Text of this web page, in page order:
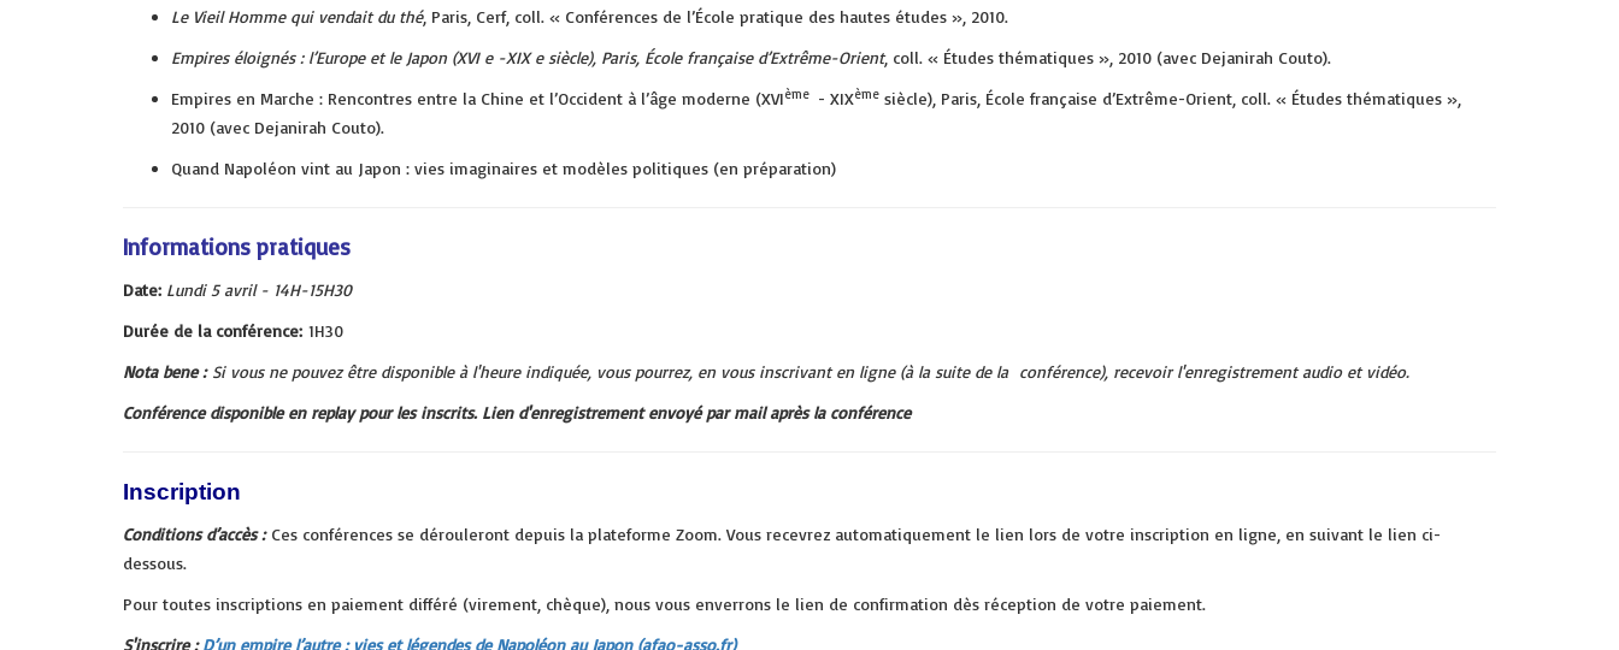
Le Vieil Homme qui vendait du thé, Paris, Cerf, coll. « Conférences de l’École pratique des hautes études », 2010.
Empires éloignés : l’Europe et le Japon (XVI e -XIX e siècle), Paris, École française d’Extrême-Orient, coll. « Études thématiques », 2010 (avec Dejanirah Couto).
Empires en Marche : Rencontres entre la Chine et l’Occident à l’âge moderne (XVIème - XIXème siècle), Paris, École française d’Extrême-Orient, coll. « Études thématiques »,
2010 (avec Dejanirah Couto).
Quand Napoléon vint au Japon : vies imaginaires et modèles politiques (en préparation)
Informations pratiques
Date: Lundi 5 avril - 14H-15H30
Durée de la conférence: 1H30
Nota bene : Si vous ne pouvez être disponible à l'heure indiquée, vous pourrez, en vous inscrivant en ligne (à la suite de la conférence), recevoir l'enregistrement audio et vidéo.
Conférence disponible en replay pour les inscrits. Lien d'enregistrement envoyé par mail après la conférence
Inscription
Conditions d’accès :Ces conférences se dérouleront depuis la plateforme Zoom. Vous recevrez automatiquement le lien lors de votre inscription en ligne, en suivant le lien ci-
dessous.
Pour toutes inscriptions en paiement différé (virement, chèque), nous vous enverrons le lien de confirmation dès réception de votre paiement.
S'inscrire :D’un empire l’autre : vies et légendes de Napoléon au Japon (afao-asso.fr)